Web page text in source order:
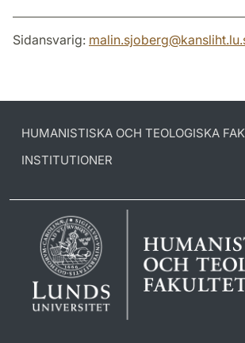
Sidansvarig: malin.sjoberg@kansliht.lu.
HUMANISTISKA OCH TEOLOGISKA
INSTITUTIONER